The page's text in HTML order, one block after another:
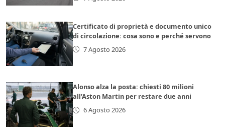
Certificato di proprietà e documento unico
di circolazione: cosa sono e perché servono
7 Agosto 2026
Alonso alza la posta: chiesti 80 milioni
all’Aston Martin per restare due anni
6 Agosto 2026